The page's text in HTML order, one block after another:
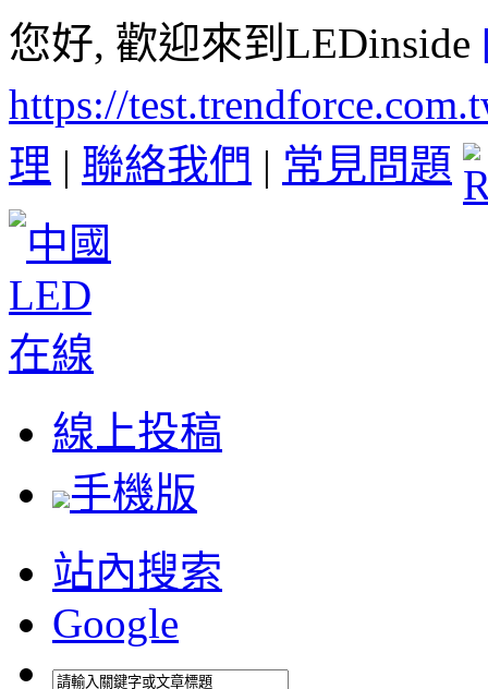
您好, 歡迎來到LEDinside
https://
理 | 聯絡我們 | 常見問題
線上投稿
手機版
站內搜索
Google